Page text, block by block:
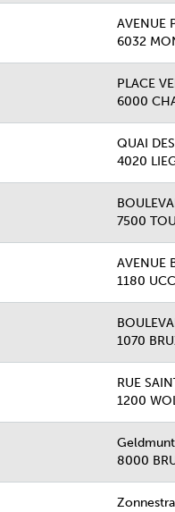
AVENUE
6032
PLACE
6000
QUAI
4020
7500
AVENUE
1180
1070
RUE
1200
8000